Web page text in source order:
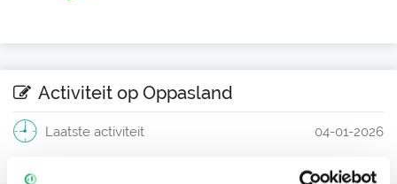
Activiteit op Oppasland
Laatste activiteit 04-01-2026
15-12-2025